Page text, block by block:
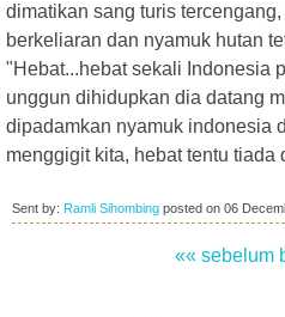
dimatikan sang turis
berkeliaran dan nyamuk hutan
"Hebat...hebat sekali Indonesia
unggun dihidupkan dia datang
dipadamkan nyamuk indonesia
menggigit kita, hebat tentu tiada
Sent by: Ramli Sihombing posted on 06
«« sebelum